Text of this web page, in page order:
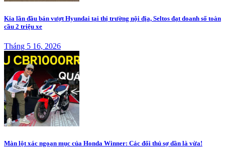
Kia lần đầu bán vượt Hyundai tại thị trường nội địa, Seltos đạt doanh số toàn
cầu 2 triệu xe
Tháng 5 16, 2026
Màn lột xác ngoạn mục của Honda Winner: Các đối thủ sợ dần là vừa!